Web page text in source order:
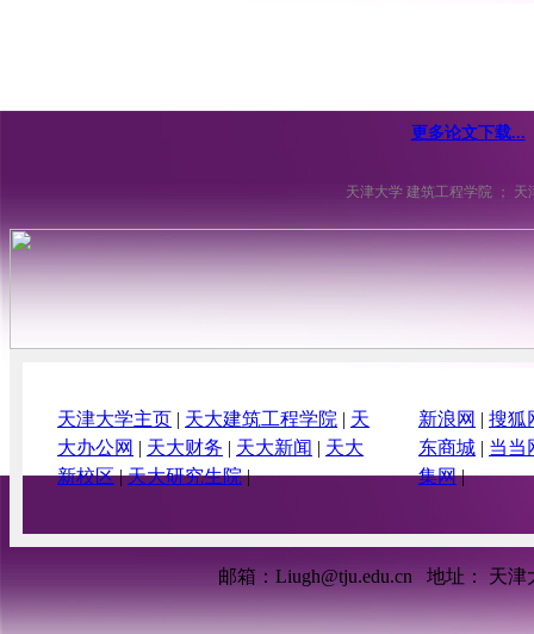
更多论文下载...
天津大学 建筑工程学院 ；
天津大学主页 | 天大建筑工程学院 | 天
大办公网 | 天大财务 | 天大新闻 | 天大
新校区|天大研究生院|
新浪网 | 搜狐
东商城 | 当当
集网|
邮箱：Liugh@tju.edu.cn 地址： 天